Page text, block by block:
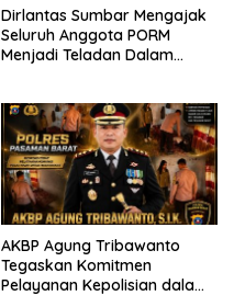
Dirlantas Sumbar Mengajak
Seluruh Anggota PORM
Menjadi Teladan Dalam
Perlengkapan Keselamatan
Berkendara
AKBP Agung Tribawanto
Tegaskan Komitmen
Pelayanan Kepolisian dalam